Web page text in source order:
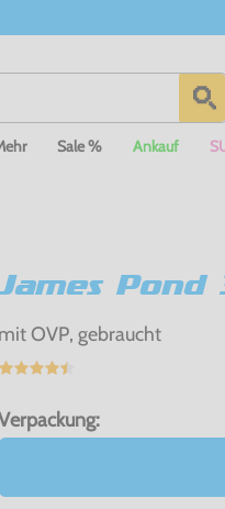
Sale % Ankauf
James Pond
mit OVP, gebraucht